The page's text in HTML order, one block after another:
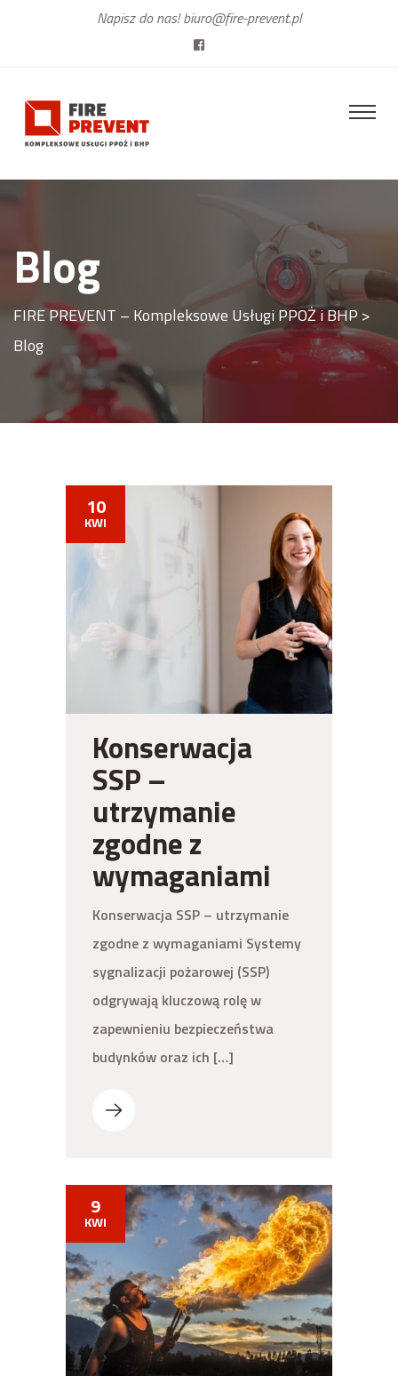
Napisz do nas!biuro@fire-prevent.pl
Blog
FIRE PREVENT – Kompleksowe Usługi PPOŻ i BHP >
Blog
10
KWI
Konserwacja
SSP –
utrzymanie
zgodne z
wymaganiami
Konserwacja SSP – utrzymanie
zgodne z wymaganiami Systemy
sygnalizacji pożarowej (SSP)
odgrywają kluczową rolę w
zapewnieniu bezpieczeństwa
budynków oraz ich […]
9
KWI